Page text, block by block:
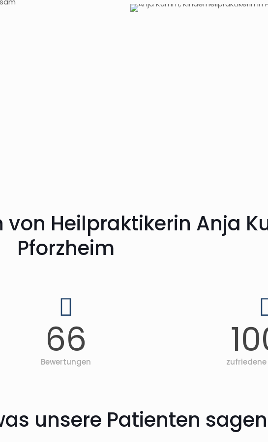
Heilpraktikerin Anja
Pforzheim
66
Bewertungen
unsere Patienten sagen